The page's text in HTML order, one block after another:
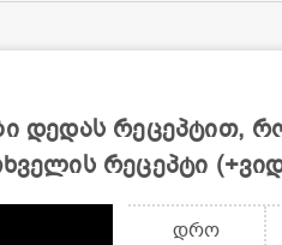
დედას რეცეპტით,
რეცეპტი
დრო